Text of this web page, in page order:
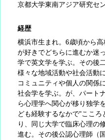
京都大学東南アジア研究セ
経歴
横浜市生まれ。6歳頃から
が好きでどちらに進むか迷
学で英文学を学ぶ。その後
様々な地域活動や社会活動
コミュニティや個人の関係
社会学を学ぶ。が、パート
ら心理学へ関心が移り独学
ども経験するなかで"ここ
り、同じ大学で臨床心理の
進む。その後公認心理師（